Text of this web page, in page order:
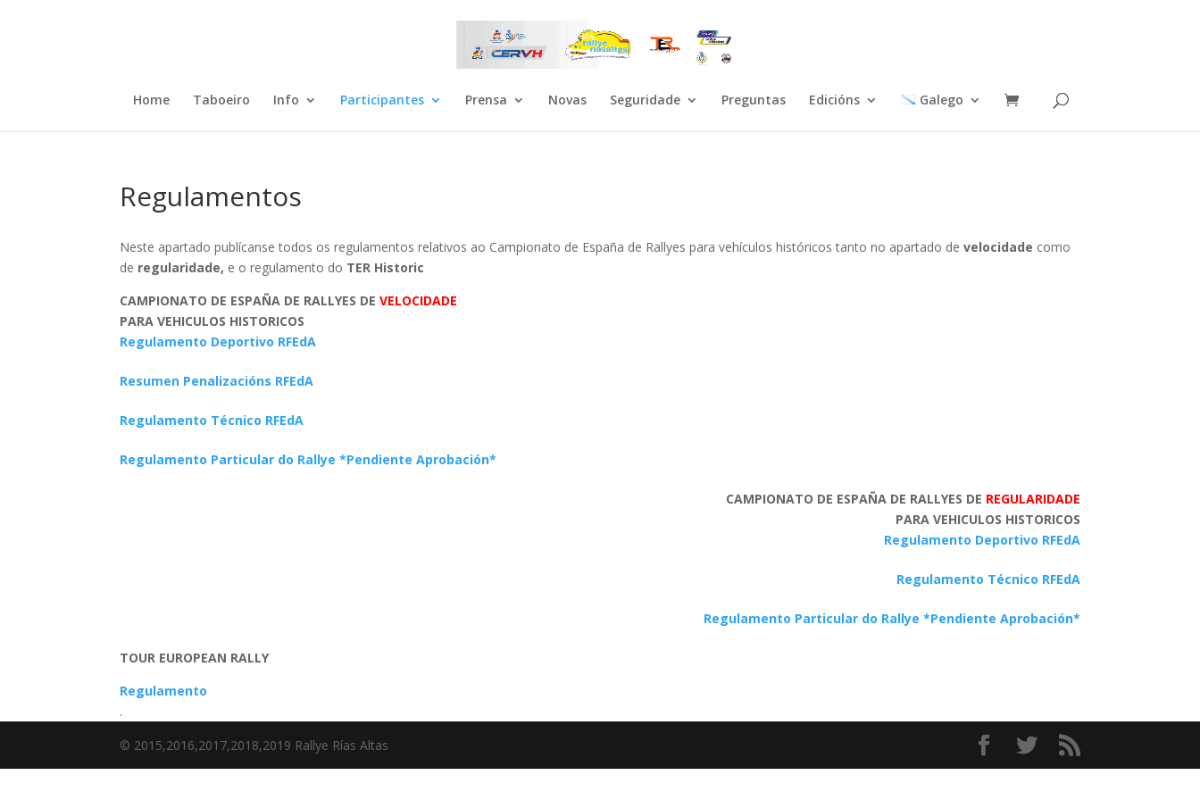
Home Taboeiro Info Participantes Prensa Novas Seguridade Preguntas Edicións Galego
Regulamentos
Neste apartado publícanse todos os regulamentos relativos ao Campionato de España de Rallyes para vehículos históricos tanto no apartado develocidade como
de regularidade, e o regulamento do TER Historic
CAMPIONATO DE ESPAÑA DE RALLYES DEVELOCIDADE
PARA VEHICULOS HISTORICOS
Regulamento Deportivo RFEdA
Resumen Penalizacións RFEdA
Regulamento Técnico RFEdA
Regulamento Particular do Rallye *Pendiente Aprobación*
CAMPIONATO DE ESPAÑA DE RALLYES DE REGULARIDADE
PARA VEHICULOS HISTORICOS
Regulamento Deportivo RFEdA
Regulamento Técnico RFEdA
Regulamento Particular do Rallye *Pendiente Aprobación*
TOUR EUROPEAN RALLY
Regulamento
.
© 2015,2016,2017,2018,2019 Rallye Rías Altas